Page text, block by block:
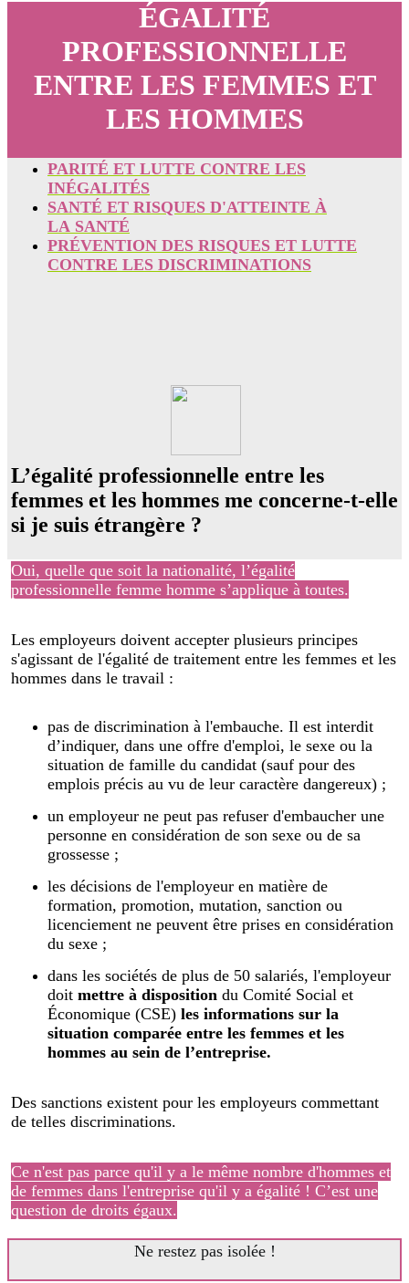
ÉGALITÉ
PROFESSIONNELLE
ENTRE LES FEMMES ET
LES HOMMES
PARITÉ ET LUTTE CONTRE LES
INÉGALITÉS
SANTÉ ET RISQUES D'ATTEINTE À
LA SANTÉ
PRÉVENTION DES RISQUES ET LUTTE
CONTRE LES DISCRIMINATIONS
L’égalité professionnelle entre les
femmes et les hommes me concerne-t-elle
si je suis étrangère ?
Oui, quelle que soit la nationalité, l’égalité
professionnelle femme homme s’applique à toutes.
Les employeurs doivent accepter plusieurs principes
s'agissant de l'égalité de traitement entre les femmes et les
hommes dans le travail :
pas de discrimination à l'embauche. Il est interdit
d’indiquer, dans une offre d'emploi, le sexe ou la
situation de famille du candidat (sauf pour des
emplois précis au vu de leur caractère dangereux) ;
un employeur ne peut pas refuser d'embaucher une
personne en considération de son sexe ou de sa
grossesse ;
les décisions de l'employeur en matière de
formation, promotion, mutation, sanction ou
licenciement ne peuvent être prises en considération
du sexe ;
dans les sociétés de plus de 50 salariés, l'employeur
doit mettre à disposition du Comité Social et
Économique (CSE) les informations sur la
situation comparée entre les femmes et les
hommes au sein de l’entreprise.
Des sanctions existent pour les employeurs commettant
de telles discriminations.
Ce n'est pas parce qu'il y a le même nombre d'hommes et
de femmes dans l'entreprise qu'il y a égalité ! C’est une
question de droits égaux.
Ne restez pas isolée !